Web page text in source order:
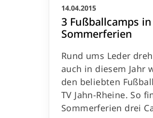
14.04.2015
3 Fußballcamps
Sommerferien
Rund ums Leder
auch in diesem Jahr
den beliebten
TV Jahn-Rheine. So
Sommerferien drei